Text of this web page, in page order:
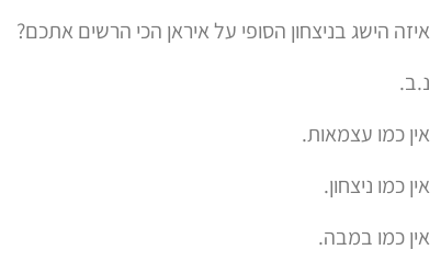
איזה הישג בניצחון הסופי על איראן הכי הרשים אתכם?
נ.ב.
אין כמו עצמאות.
אין כמו ניצחון.
אין כמו במבה.